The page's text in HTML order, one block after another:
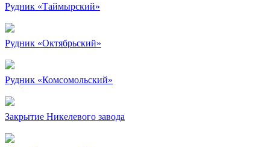
Рудник «Таймырский»
Рудник «Октябрьский»
Рудник «Комсомольский»
Закрытие Никелевого завода